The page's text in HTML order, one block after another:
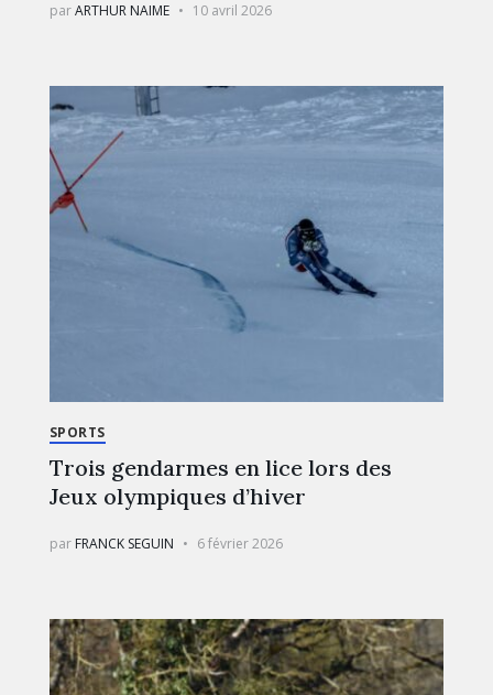
parARTHUR NAIME 10 avril 2026
SPORTS
Trois gendarmes en lice lors des
Jeux olympiques d’hiver
par FRANCK SEGUIN 6 février 2026